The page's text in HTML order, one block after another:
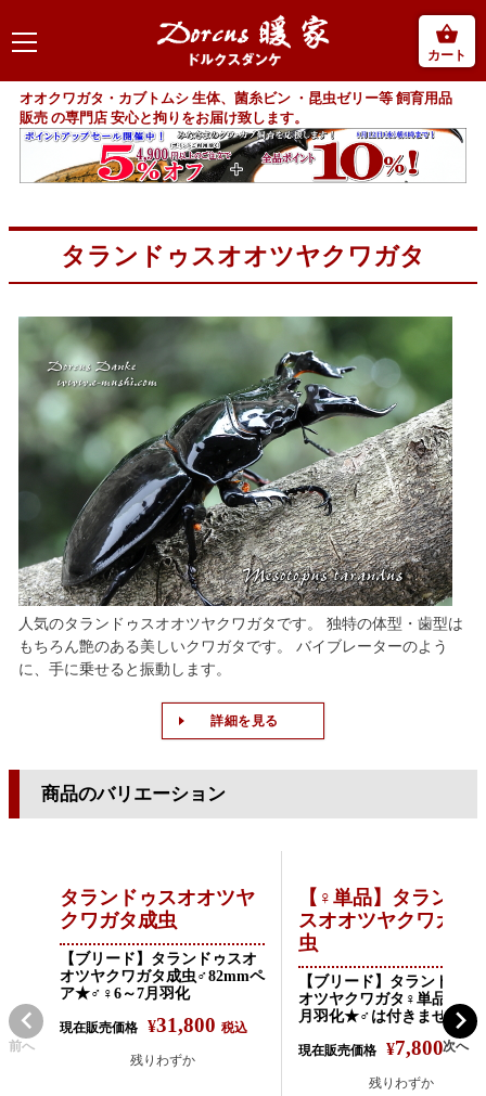
カート
オオクワガタ・カブトムシ 生体、菌糸ビン ・昆虫ゼリー等 飼育用品
販売 の専門店 安心と拘りをお届け致します。
タランドゥスオオツヤクワガタ
人気のタランドゥスオオツヤクワガタです。 独特の体型・歯型は
もちろん艶のある美しいクワガタです。 バイブレーターのよう
に、手に乗せると振動します。
詳細を見る
商品のバリエーション
前へ
タランドゥスオオツヤ
クワガタ成虫
【ブリード】タランドゥスオ
オツヤクワガタ成虫♂82mmペ
ア★♂♀6～7月羽化
現在販売価格 ¥31,800 税込
残りわずか
【♀単品】タランド
スオオツヤクワガタ
虫
【ブリード】タランドゥス
オツヤクワガタ♀単品★5
月羽化★♂は付きません
現在販売価格 ¥7,800 税込
残りわずか
次へ